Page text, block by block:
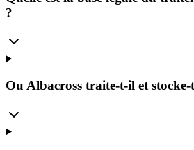
?
Ou Albacross traite-t-il et stocke-